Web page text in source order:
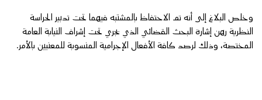
وخلص البلاغ إلى أنه تم الاحتفاظ بالمشتبه فيهما تحت تدبير الحراسة
النظرية رهن إشارة البحث القضائي الذي يجري تحت إشراف النيابة العامة
المختصة، وذلك لرصد كافة الأفعال الإجرامية المنسوبة للمعنيين بالأمر.